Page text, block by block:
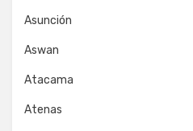
Asunción
Aswan
Atacama
Atenas